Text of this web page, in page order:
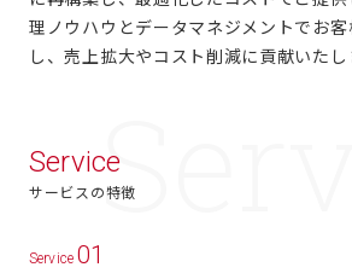
理ノウハウとデータマネジメントでお
し、売上拡大やコスト削減に貢献いたし
Service
サービスの特徴
Service 01